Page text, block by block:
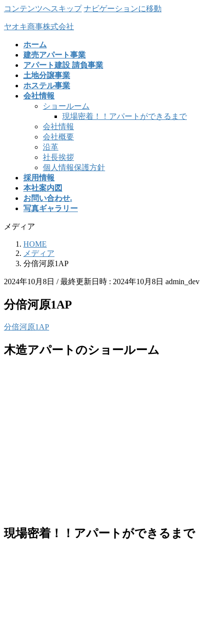
コンテンツへスキップ ナビゲーションに移動
ヤオキ商事株式会社
ホーム
建売アパート事業
アパート建設 請負事業
土地分譲事業
ホステル事業
会社情報
ショールーム
現場密着！！アパートができるまで
会社情報
会社概要
沿革
社長挨拶
個人情報保護方針
採用情報
本社案内図
お問い合わせ.
写真ギャラリー
メディア
HOME
メディア
分倍河原1AP
2024年10月8日 / 最終更新日時 : 2024年10月8日 admin_dev
分倍河原1AP
分倍河原1AP
木造アパートのショールーム
現場密着！！アパートができるまで